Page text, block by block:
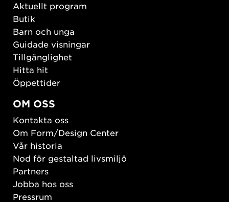
Aktuellt program
Butik
Barn och unga
Guidade visningar
Tillgänglighet
Hitta hit
Öppettider
OM OSS
Kontakta oss
Om Form/Design Center
Vår historia
Nod för gestaltad livsmiljö
Partners
Jobba hos oss
Pressrum